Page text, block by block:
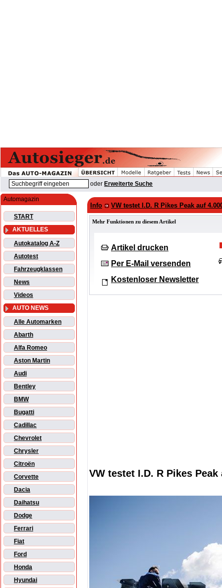
oder Erweiterte Suche
Automagazin
START
AKTUELLES
Autokatalog A-Z
Autotest
Fahrzeugklassen
News
Videos
AUTO NEWS
Alle Automarken
Abarth
Alfa Romeo
Aston Martin
Audi
Bentley
BMW
Bugatti
Cadillac
Chevrolet
Chrysler
Citroën
Corvette
Dacia
Daihatsu
Dodge
Ferrari
Fiat
Ford
Honda
Hyundai
Info VW testet I.D. R Pikes Peak auf
Mehr Funktionen zu diesem Artikel
Artikel drucken
Per E-Mail versenden
Kostenloser Newsletter
VW testet I.D. R Pikes